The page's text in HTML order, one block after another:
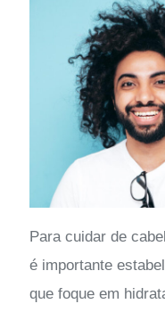
Para cuidar de
é importante
que foque em